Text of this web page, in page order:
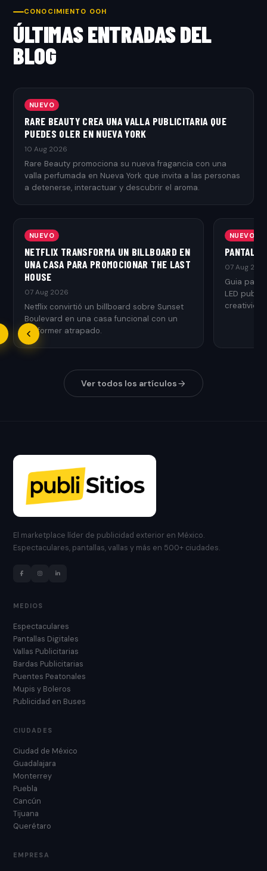
CONOCIMIENTO OOH
ÚLTIMAS ENTRADAS DEL
BLOG
NUEVO
RARE BEAUTY CREA UNA VALLA PUBLICITARIA QUE
PUEDES OLER EN NUEVA YORK
10 Aug 2026
Rare Beauty promociona su nueva fragancia con una
valla perfumada en Nueva York que invita a las personas
a detenerse, interactuar y descubrir el aroma.
NUEVO
NETFLIX TRANSFORMA UN BILLBOARD EN
UNA CASA PARA PROMOCIONAR THE LAST
HOUSE
07 Aug 2026
Netflix convirtió un billboard sobre Sunset
Boulevard en una casa funcional con un
performer atrapado.
NUEVO
07 Aug
Guia para
LED
Ver todos los artículos
El marketplace líder de publicidad exterior en México.
Espectaculares, pantallas, vallas y más en 500+ ciudades.
MEDIOS
Espectaculares
Pantallas Digitales
Vallas Publicitarias
Bardas Publicitarias
Puentes Peatonales
Mupis y Boleros
Publicidad en Buses
CIUDADES
Ciudad de México
Guadalajara
Monterrey
Puebla
Cancún
Tijuana
Querétaro
EMPRESA